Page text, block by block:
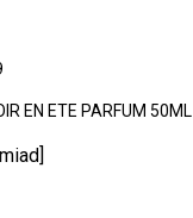
EN ETE PARFUM 50ML